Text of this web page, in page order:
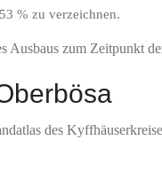
% zu verzeichnen.
Ausbaus zum Zeitpunkt
des